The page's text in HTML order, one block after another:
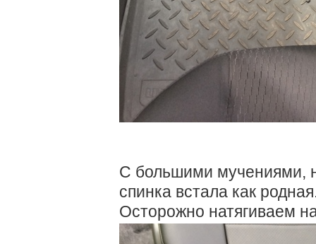
С большими мучениями,
спинка встала как
Осторожно натягиваем